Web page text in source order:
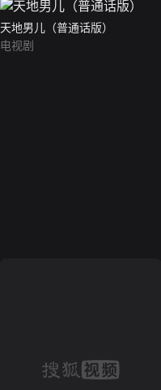
天地男儿（普通话版）
电视剧